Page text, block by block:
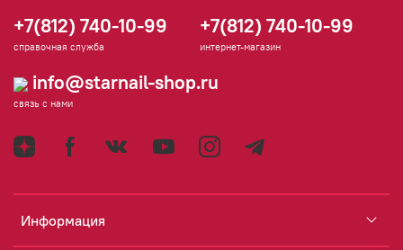
Информация
+7(812) 740-10-99
справочная служба
+7(812) 740-10-99
интернет-магазин
info@starnail-shop.ru
связь с нами